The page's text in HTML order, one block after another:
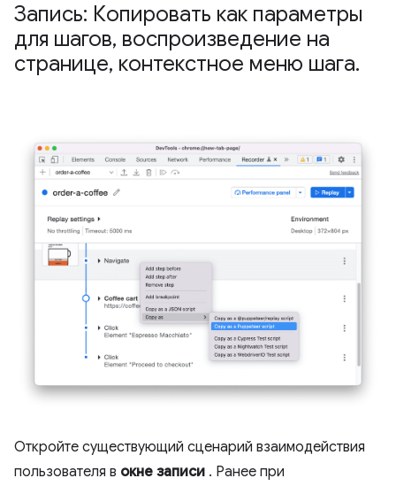
Запись: Копировать как параметры
для шагов, воспроизведение на
странице, контекстное меню шага.
Откройте существующий сценарий взаимодействия
пользователя в окне записи . Ранее при